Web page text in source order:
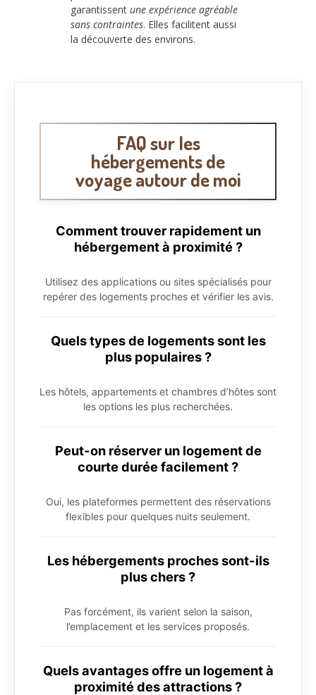
garantissent une expérience agréable
sans contraintes. Elles facilitent aussi
la découverte des environs.
FAQ sur les
hébergements de
voyage autour de moi
Comment trouver rapidement un
hébergement à proximité ?
Utilisez des applications ou sites spécialisés pour
repérer des logements proches et vérifier les avis.
Quels types de logements sont les
plus populaires ?
Les hôtels, appartements et chambres d’hôtes sont
les options les plus recherchées.
Peut-on réserver un logement de
courte durée facilement ?
Oui, les plateformes permettent des réservations
flexibles pour quelques nuits seulement.
Les hébergements proches sont-ils
plus chers ?
Pas forcément, ils varient selon la saison,
l’emplacement et les services proposés.
Quels avantages offre un logement à
proximité des attractions ?